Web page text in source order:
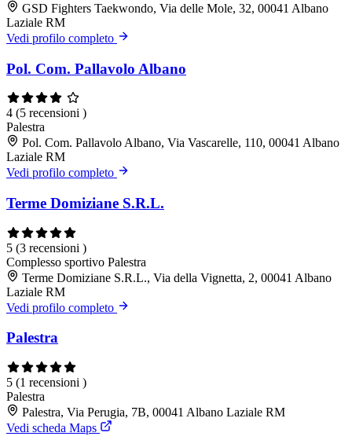
GSD Fighters Taekwondo, Via delle Mole, 32, 00041 Albano
Laziale RM
Vedi profilo completo
Pol. Com. Pallavolo Albano
4 (5 recensioni )
Palestra
Pol. Com. Pallavolo Albano, Via Vascarelle, 110, 00041 Albano
Laziale RM
Vedi profilo completo
Terme Domiziane S.R.L.
5 (3 recensioni )
Complesso sportivo Palestra
Terme Domiziane S.R.L., Via della Vignetta, 2, 00041 Albano
Laziale RM
Vedi profilo completo
Palestra
5 (1 recensioni )
Palestra
Palestra, Via Perugia, 7B, 00041 Albano Laziale RM
Vedi scheda Maps